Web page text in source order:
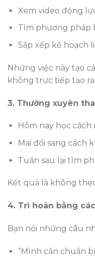
Xem video động
Tìm phương pháp
Sắp xếp kế hoạch
Những việc này tạo
không trực tiếp tạo
3. Thường xuyên
Hôm nay học cách
Mai đổi sang cách
Tuần sau lại tìm
Kết quả là không
4. Trì hoãn bằng
Bạn nói những câu
“Mình cần chuẩn